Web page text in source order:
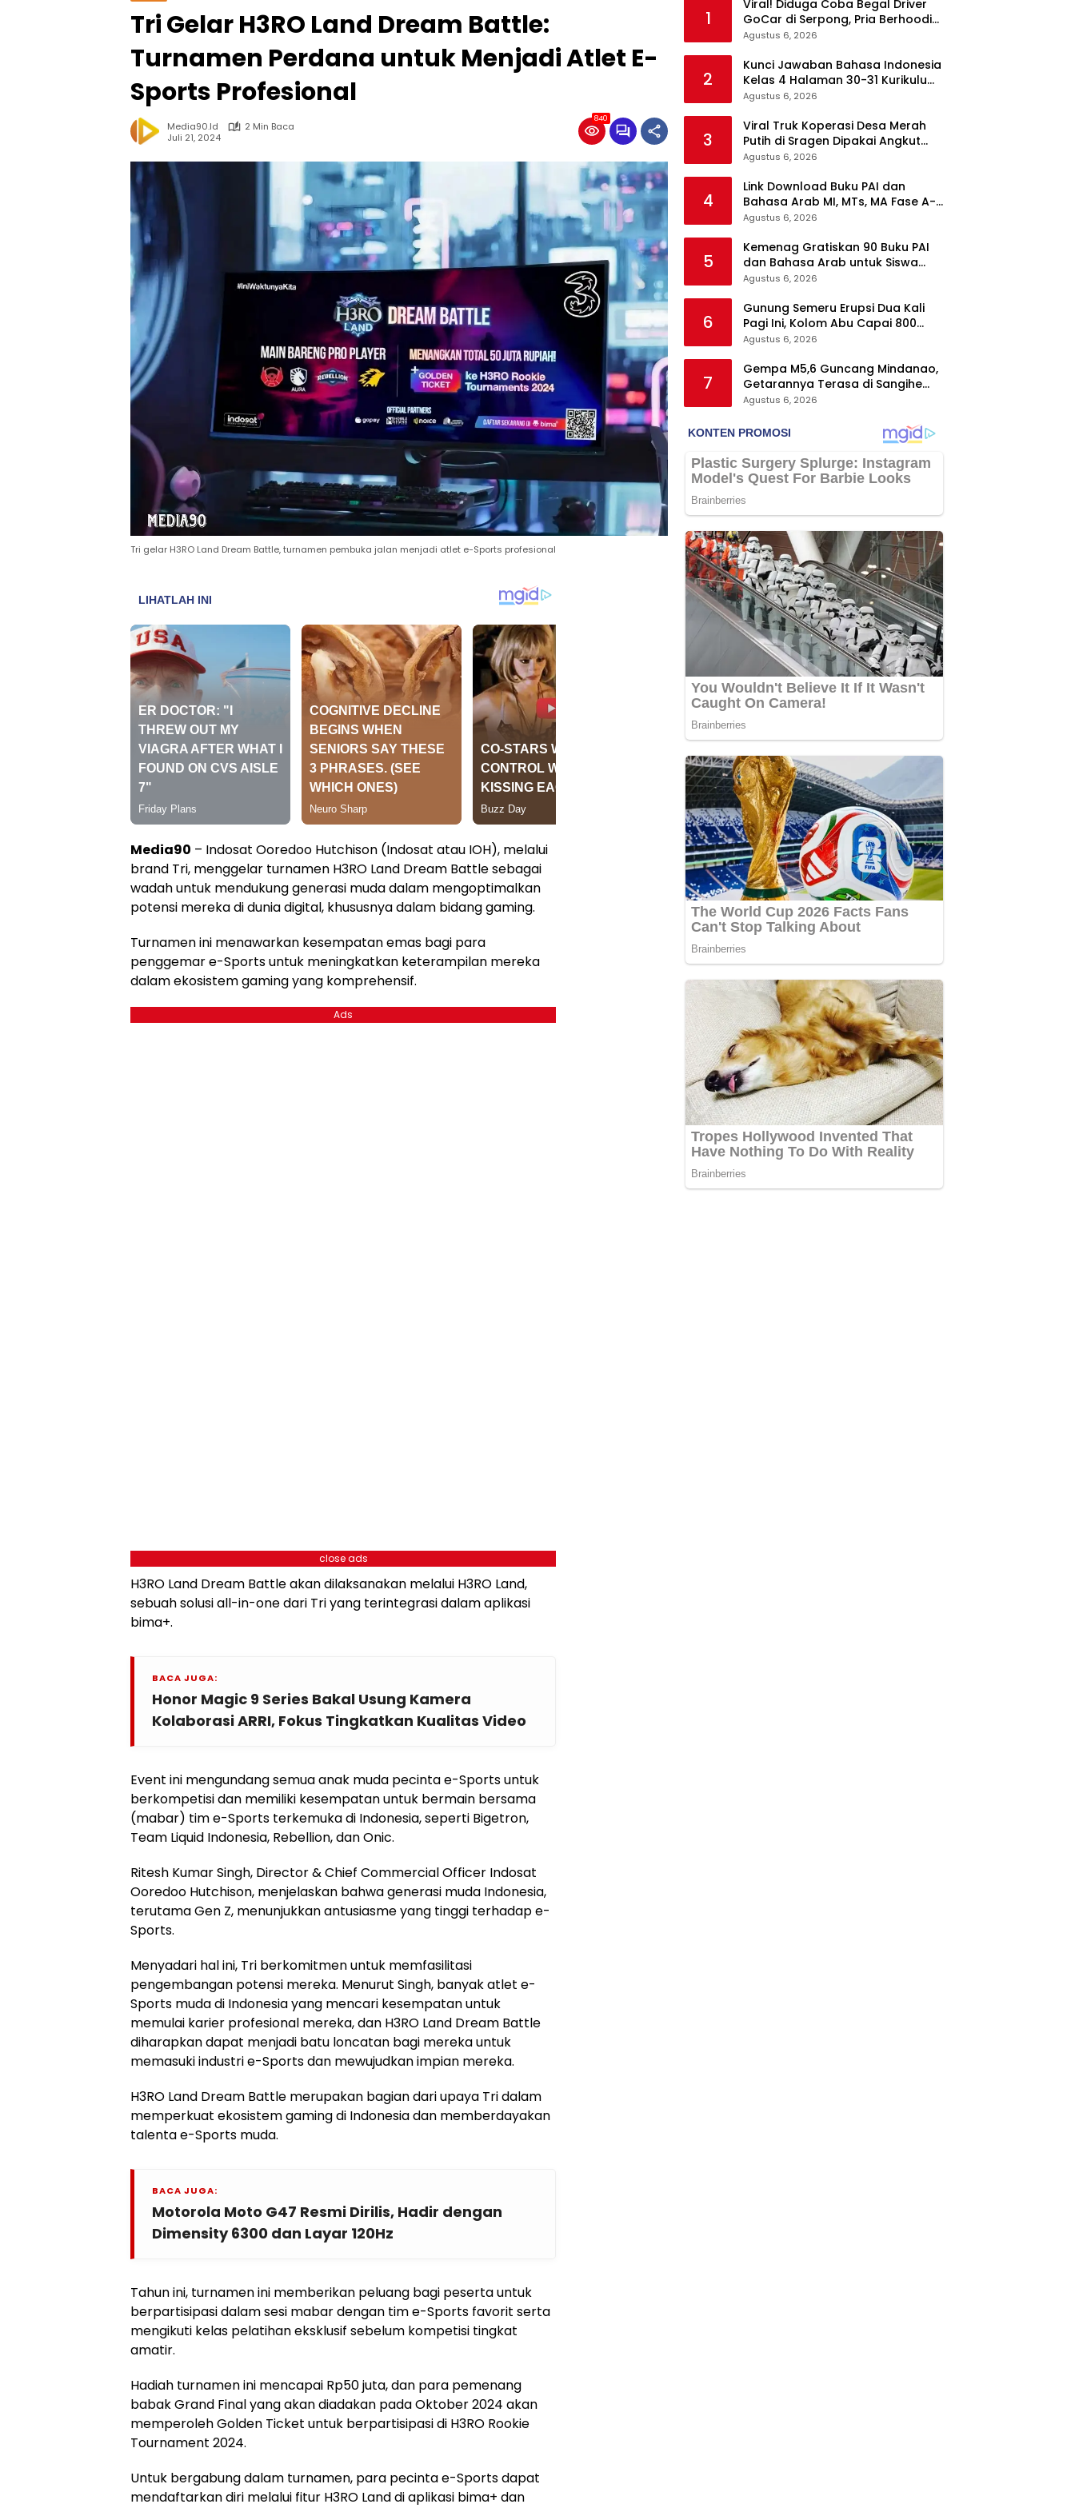
Tri Gelar H3RO Land Dream Battle:
Turnamen Perdana untuk Menjadi Atlet E-
Sports Profesional
Media90.id
2 Min Baca
Juli 21, 2024
840
Tri gelar H3RO Land Dream Battle, turnamen pembuka jalan menjadi atlet e-Sports profesional
Media90 – Indosat Ooredoo Hutchison (Indosat atau IOH), melalui
brand Tri, menggelar turnamen H3RO Land Dream Battle sebagai
wadah untuk mendukung generasi muda dalam mengoptimalkan
potensi mereka di dunia digital, khususnya dalam bidang gaming.
Turnamen ini menawarkan kesempatan emas bagi para
penggemar e-Sports untuk meningkatkan keterampilan mereka
dalam ekosistem gaming yang komprehensif.
Ads
close ads
H3RO Land Dream Battle akan dilaksanakan melalui H3RO Land,
sebuah solusi all-in-one dari Tri yang terintegrasi dalam aplikasi
bima+.
BACA JUGA:
Honor Magic 9 Series Bakal Usung Kamera
Kolaborasi ARRI, Fokus Tingkatkan Kualitas Video
Event ini mengundang semua anak muda pecinta e-Sports untuk
berkompetisi dan memiliki kesempatan untuk bermain bersama
(mabar) tim e-Sports terkemuka di Indonesia, seperti Bigetron,
Team Liquid Indonesia, Rebellion, dan Onic.
Ritesh Kumar Singh, Director & Chief Commercial Officer Indosat
Ooredoo Hutchison, menjelaskan bahwa generasi muda Indonesia,
terutama Gen Z, menunjukkan antusiasme yang tinggi terhadap e-
Sports.
Menyadari hal ini, Tri berkomitmen untuk memfasilitasi
pengembangan potensi mereka. Menurut Singh, banyak atlet e-
Sports muda di Indonesia yang mencari kesempatan untuk
memulai karier profesional mereka, dan H3RO Land Dream Battle
diharapkan dapat menjadi batu loncatan bagi mereka untuk
memasuki industri e-Sports dan mewujudkan impian mereka.
H3RO Land Dream Battle merupakan bagian dari upaya Tri dalam
memperkuat ekosistem gaming di Indonesia dan memberdayakan
talenta e-Sports muda.
BACA JUGA:
Motorola Moto G47 Resmi Dirilis, Hadir dengan
Dimensity 6300 dan Layar 120Hz
Tahun ini, turnamen ini memberikan peluang bagi peserta untuk
berpartisipasi dalam sesi mabar dengan tim e-Sports favorit serta
mengikuti kelas pelatihan eksklusif sebelum kompetisi tingkat
amatir.
Hadiah turnamen ini mencapai Rp50 juta, dan para pemenang
babak Grand Final yang akan diadakan pada Oktober 2024 akan
memperoleh Golden Ticket untuk berpartisipasi di H3RO Rookie
Tournament 2024.
Untuk bergabung dalam turnamen, para pecinta e-Sports dapat
mendaftarkan diri melalui fitur H3RO Land di aplikasi bima+ dan
1
Viral! Diduga Coba Begal Driver
GoCar di Serpong, Pria Berhoodie
Hitam Diamankan Warga dan
Agustus 6, 2026
2
Kunci Jawaban Bahasa Indonesia
Kelas 4 Halaman 30-31 Kurikulum
Merdeka, Menyimak Teks Kepala
Agustus 6, 2026
3
Viral Truk Koperasi Desa Merah
Putih di Sragen Dipakai Angkut
Tebu, Kodim Langsung Turun
Agustus 6, 2026
4
Link Download Buku PAI dan
Bahasa Arab MI, MTs, MA Fase A-F
Gratis, Lengkap Semua Mata
Agustus 6, 2026
5
Kemenag Gratiskan 90 Buku PAI
dan Bahasa Arab untuk Siswa
Madrasah di Semua Jenjang
Agustus 6, 2026
6
Gunung Semeru Erupsi Dua Kali
Pagi Ini, Kolom Abu Capai 800
Meter
Agustus 6, 2026
7
Gempa M5,6 Guncang Mindanao,
Getarannya Terasa di Sangihe
dan Talaud
Agustus 6, 2026